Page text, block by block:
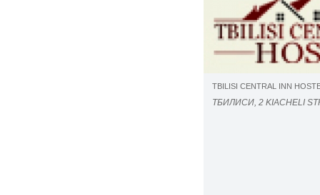
TBILISI CENTRAL INN
ТБИЛИСИ, 2 KIACHELI